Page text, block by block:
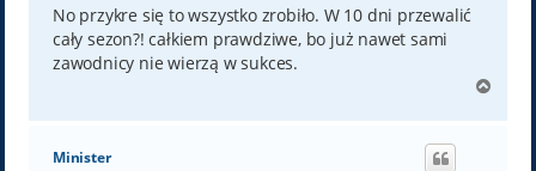
t
No przykre się to wszystko zrobiło. W 10 dni przewalić
cały sezon?! całkiem prawdziwe, bo już nawet sami
zawodnicy nie wierzą w sukces.
g
Minister